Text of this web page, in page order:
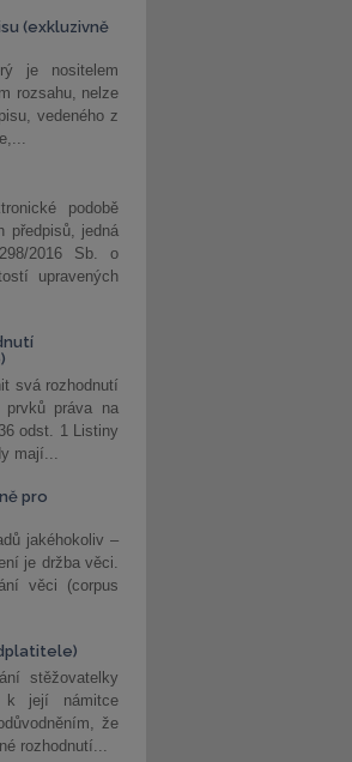
(exkluzivně
je nositelem
rozsahu, nelze
vedeného z
podobě
předpisů, jedná
2016 Sb. o
upravených
svá rozhodnutí
práva na
odst. 1 Listiny
mají...
pro
jakéhokoliv –
je držba věci.
věci (corpus
stěžovatelky
k její námitce
že
rozhodnutí...